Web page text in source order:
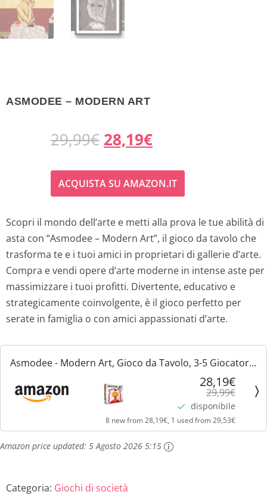
ASMODEE – MODERN ART
29,99€ I
l
p
r
e
z
z
o
o
i
g
i
n
28,19€I
l
p
r
e
z
z
o
a
u
a
ACQUISTA SU AMAZON.IT
Scopri il mondo dell’arte e metti alla prova le tue abilità di
asta con “Asmodee – Modern Art”, il gioco da tavolo che
trasforma te e i tuoi amici in proprietari di gallerie d’arte.
Compra e vendi opere d’arte moderne in intense aste per
massimizzare i tuoi profitti. Divertente, educativo e
strategicamente coinvolgente, è il gioco perfetto per
serate in famiglia o con amici appassionati d’arte.
Asmodee - Modern Art, Gioco da Tavolo, 3-5 Giocatori,
28,19€
29,99€
disponibile
8 new from 28,19€, 1 used from 29,53€
Amazon price updated: 5 Agosto 2026 5:15
Categoria: Giochi di società